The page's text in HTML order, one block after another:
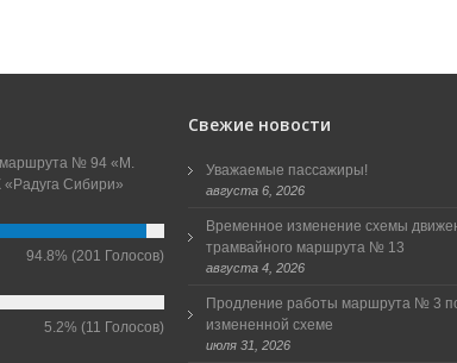
маршрута № 94 «М.
Сибири»
94.8% (201 Голосов)
5.2% (11 Голосов)
Свежие новости
Уважаемые пассажиры!
августа 6, 2026
Временное изменение схемы
трамвайного маршрута № 13
августа 4, 2026
Продление работы маршрута № 3
измененной схеме
июля 31, 2026